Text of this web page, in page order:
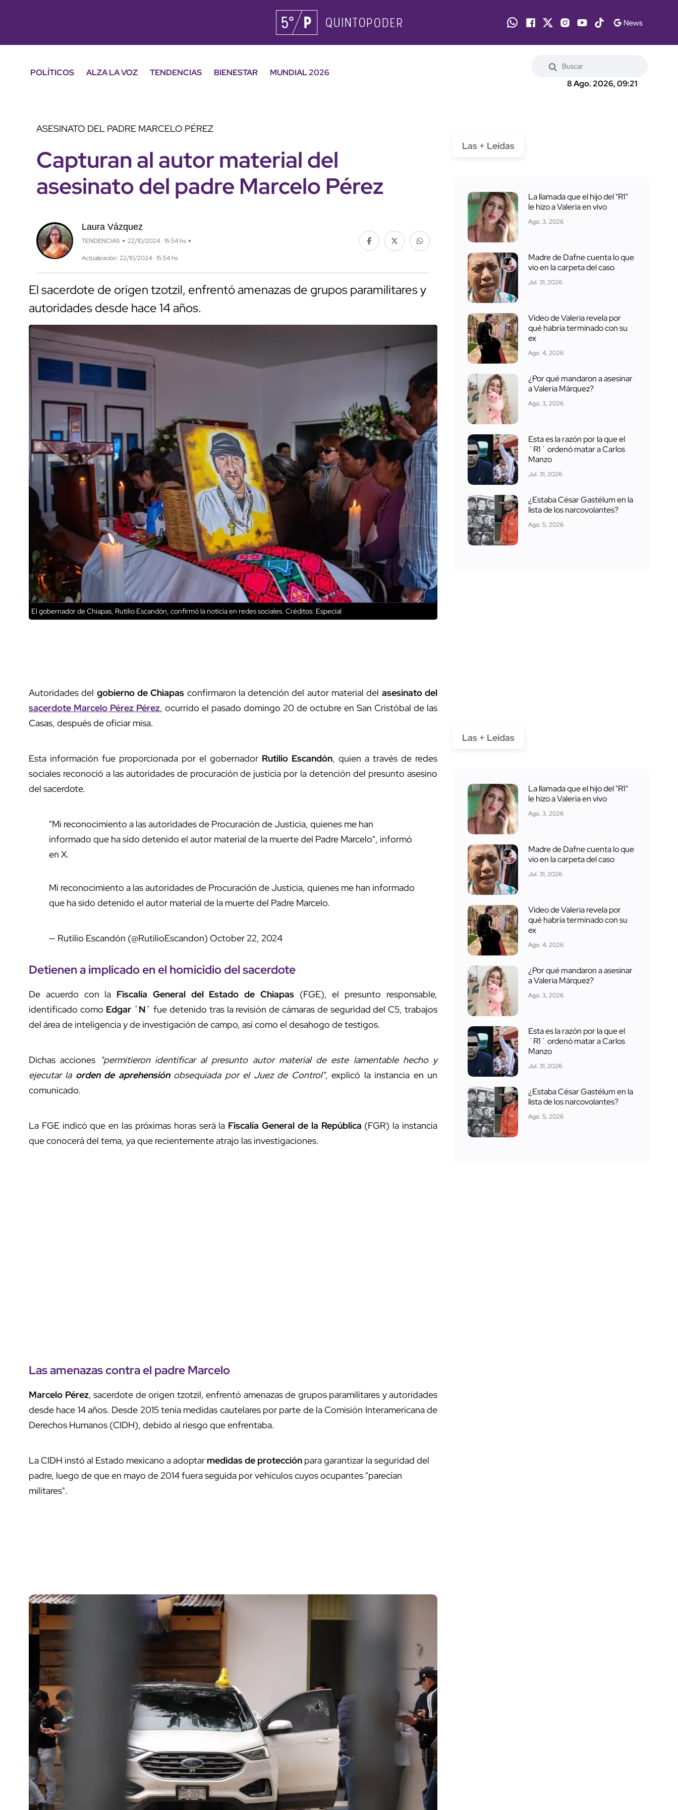
POLÍTICOS ALZA LA VOZ TENDENCIAS BIENESTAR
MUNDIAL 2026
8 Ago. 2026, 09:21
ASESINATO DEL PADRE MARCELO PÉREZ
Capturan al autor material del
asesinato del padre Marcelo Pérez
Laura Vázquez
TENDENCIAS 22/10/2024 · 15:54 hs
Actualización: 22/10/2024 · 15:54 hs
El sacerdote de origen tzotzil, enfrentó amenazas de grupos paramilitares y
autoridades desde hace 14 años.
El gobernador de Chiapas, Rutilio Escandón, confirmó la noticia en redes sociales. Créditos: Especial
Autoridades del gobierno de Chiapas confirmaron la detención del autor material del asesinato del
sacerdote Marcelo Pérez Pérez, ocurrido el pasado domingo 20 de octubre en San Cristóbal de las
Casas, después de oficiar misa.
Esta información fue proporcionada por el gobernador Rutilio Escandón, quien a través de redes
sociales reconoció a las autoridades de procuración de justicia por la detención del presunto asesino
del sacerdote.
"Mi reconocimiento a las autoridades de Procuración de Justicia, quienes me han
informado que ha sido detenido el autor material de la muerte del Padre Marcelo", informó
en X.
Mi reconocimiento a las autoridades de Procuración de Justicia, quienes me han informado
que ha sido detenido el autor material de la muerte del Padre Marcelo.
— Rutilio Escandón (@RutilioEscandon) October 22, 2024
Detienen a implicado en el homicidio del sacerdote
De acuerdo con la Fiscalía General del Estado de Chiapas (FGE), el presunto responsable,
identificado como Edgar ´N´ fue detenido tras la revisión de cámaras de seguridad del C5, trabajos
del área de inteligencia y de investigación de campo, así como el desahogo de testigos.
Dichas acciones "permitieron identificar al presunto autor material de este lamentable hecho y
ejecutar la orden de aprehensiónobsequiada por el Juez de Control", explicó la instancia en un
comunicado.
La FGE indicó que en las próximas horas será la Fiscalía General de la República (FGR) la instancia
que conocerá del tema, ya que recientemente atrajo las investigaciones.
Las amenazas contra el padre Marcelo
Marcelo Pérez, sacerdote de origen tzotzil, enfrentó amenazas de grupos paramilitares y autoridades
desde hace 14 años. Desde 2015 tenía medidas cautelares por parte de la Comisión Interamericana de
Derechos Humanos (CIDH), debido al riesgo que enfrentaba.
La CIDH instó al Estado mexicano a adoptar medidas de protección para garantizar la seguridad del
padre, luego de que en mayo de 2014 fuera seguida por vehículos cuyos ocupantes "parecían
militares".
Las + Leídas
La llamada que el hijo del "R1"
le hizo a Valeria en vivo
Ago. 3, 2026
Madre de Dafne cuenta lo que
vio en la carpeta del caso
Jul. 31, 2026
Video de Valeria revela por
qué habría terminado con su
ex
Ago. 4, 2026
¿Por qué mandaron a asesinar
a Valeria Márquez?
Ago. 3, 2026
Esta es la razón por la que el
´R1´ ordenó matar a Carlos
Manzo
Jul. 31, 2026
¿Estaba César Gastélum en la
lista de los narcovolantes?
Ago. 5, 2026
Las + Leídas
La llamada que el hijo del "R1"
le hizo a Valeria en vivo
Ago. 3, 2026
Madre de Dafne cuenta lo que
vio en la carpeta del caso
Jul. 31, 2026
Video de Valeria revela por
qué habría terminado con su
ex
Ago. 4, 2026
¿Por qué mandaron a asesinar
a Valeria Márquez?
Ago. 3, 2026
Esta es la razón por la que el
´R1´ ordenó matar a Carlos
Manzo
Jul. 31, 2026
¿Estaba César Gastélum en la
lista de los narcovolantes?
Ago. 5, 2026